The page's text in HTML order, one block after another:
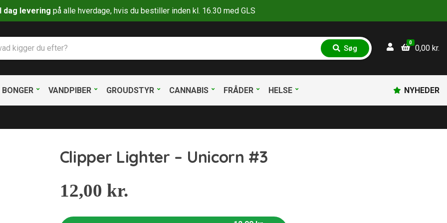
dag levering på alle hverdage, hvis du bestiller inden kl. 16.30 med GLS
S
ø
Søg
0
0,00 kr.
BONGER VANDPIBER GROUDSTYR CANNABIS FRÅDER HELSE NYHEDER
Clipper Lighter – Unicorn #3
12,00 kr.